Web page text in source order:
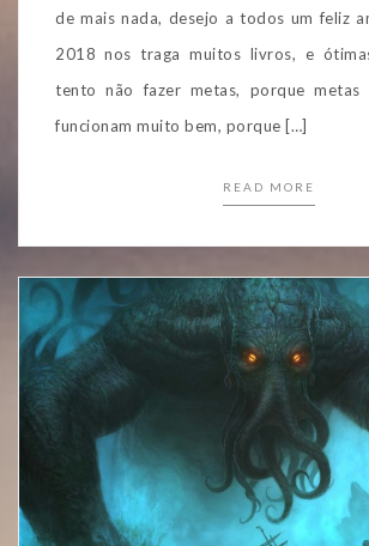
de mais nada, desejo a todos um feliz
2018 nos traga muitos livros, e
tento não fazer metas, porque metas
funcionam muito bem, porque […]
READ MORE